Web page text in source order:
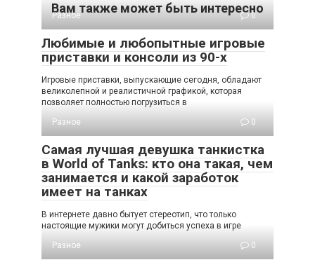
Вам также может быть интересно
Разное 0
Любимые и любопытные игровые
приставки и консоли из 90-х
Игровые приставки, выпускающие сегодня, обладают
великолепной и реалистичной графикой, которая
позволяет полностью погрузиться в
Разное
0
Самая лучшая девушка танкистка
в World of Tanks: кто она такая, чем
занимается и какой заработок
имеет на танках
В интернете давно бытует стереотип, что только
настоящие мужики могут добиться успеха в игре
Разное
0